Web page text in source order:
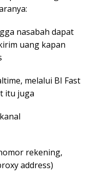
nasabah dapat
uang kapan
melalui BI Fast
itu juga
rekening,
address)